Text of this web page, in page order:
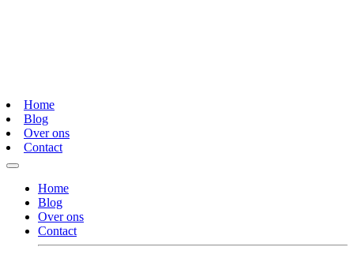
Home
Blog
Over ons
Contact
Home
Blog
Over ons
Contact